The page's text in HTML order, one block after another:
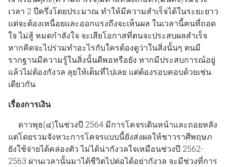
เวลา 2 ปีครึ่งโดยประมาณ ทำให้มีความสำเร็จได้ในระยะยาว
แต่จะต้องเหนื่อยและออกแรงถึงจะเห็นผล ในเวลานี้คนที่ถอด
ใจ ไม่สู้ หมดกำลังใจ จะเสียโอกาสที่ตนจะประสบผลสำเร็จ
หากคิดจะไปร่วมทำอะไรกับใครต้องดูว่าในสิ่งนั้นๆ ตนมี
รากฐานมีความรู้ในสิ่งนั้นดีพอหรือยัง หากมีประสบการณ์อยู่
แล้วไม่ต้องกังวล ลุยให้เต็มที่ไปเลย แต่ต้องรอบคอบด้วยเช่น
เดียวกัน
เรื่องการเงิน
ดาวพุธ(๔)ในช่วงปี 2564 มีการโคจรเดินหน้าและถอยหลัง
แต่โดยรวมจังหวะการโคจรแบบนี้ยังส่งผลให้ชาวราศีพฤษภ
ยังใช้จ่ายได้คล่องตัว ไม่ได้น่ากังวลใจเหมือนช่วงปี 2562-
2563 ผ่านเวลานั้นมาได้ชีวิตไปต่อได้อย่ากังวล จะมีช่วงที่การ